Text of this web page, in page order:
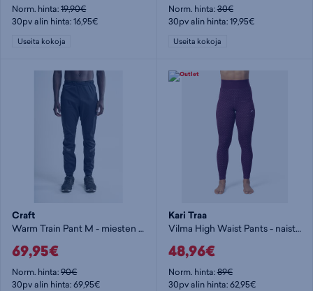
Norm. hinta:19,90€
30pv alin hinta: 16,95€
Useita kokoja
Norm. hinta:30€
30pv alin hinta: 19,95€
Useita kokoja
Craft
Warm Train Pant M - miesten softshell-housut
69,95€
Norm. hinta:90€
30pv alin hinta: 69,95€
Kari Traa
Vilma High Waist Pants - naisten alushousut
48,96€
Norm. hinta:89€
30pv alin hinta: 62,95€